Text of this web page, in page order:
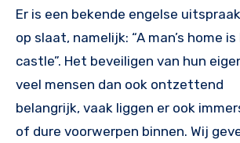
Er is een bekende engelse
op slaat, namelijk: “A man’s home is
castle”. Het beveiligen van hun
veel mensen dan ook ontzettend
belangrijk, vaak liggen er ook
of dure voorwerpen binnen. Wij